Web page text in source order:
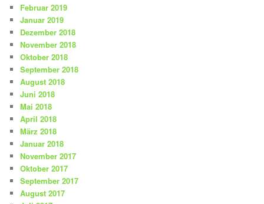
Februar 2019
Januar 2019
Dezember 2018
November 2018
Oktober 2018
September 2018
August 2018
Juni 2018
Mai 2018
April 2018
März 2018
Januar 2018
November 2017
Oktober 2017
September 2017
August 2017